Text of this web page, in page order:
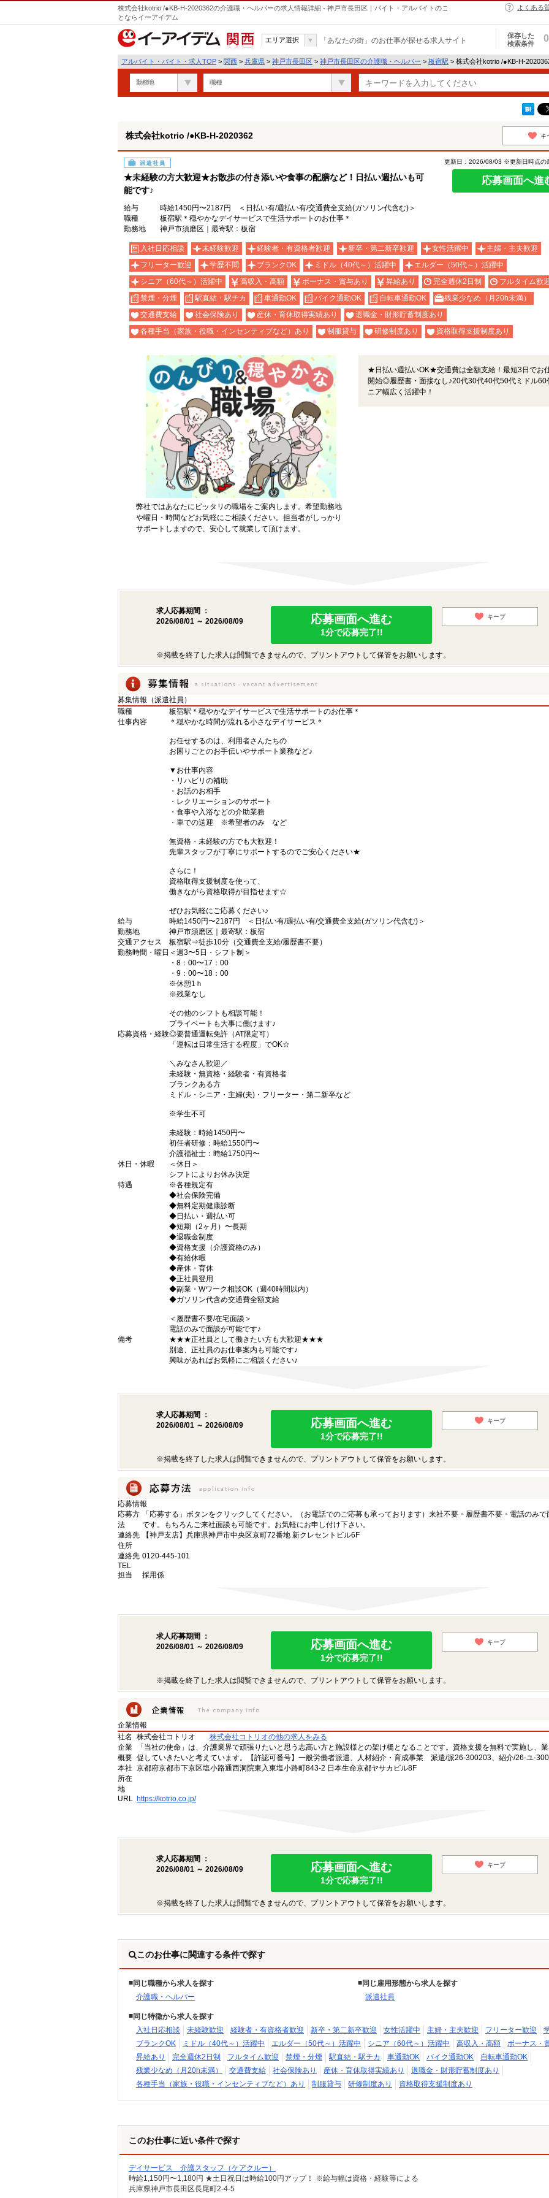
株式会社kotrio /●KB-H-2020362の介護職・ヘルパーの求人情報詳細 - 神戸市長田区｜バイト・アルバイトのこ
とならイーアイデム
よくある
関西
エリア選択 「あなたの街」のお仕事が探せる求人サイト
保存した
検索条件
0
アルバイト・バイト・求人TOP > 関西 > 兵庫県 > 神戸市長田区 > 神戸市長田区の介護職・ヘルパー > 板宿駅 > 株式会社kotrio /●KB-H-
勤務地 職種
株式会社kotrio /●KB-H-2020362 キ
派遣社員
★未経験の方大歓迎★お散歩の付き添いや食事の配膳など！日払い週払いも可
能です♪
更新日：2026/08/03 ※更新日時点の
応募画面へ進
給与
時給1450円〜2187円 ＜日払い有/週払い有/交通費全支給(ガソリン代含む)＞
職種
板宿駅＊穏やかなデイサービスで生活サポートのお仕事＊
勤務地
神戸市須磨区｜最寄駅：板宿
入社日応相談 未経験歓迎 経験者・有資格者歓迎 新卒・第二新卒歓迎 女性活躍中
主婦・主夫歓迎
フリーター歓迎
学歴不問 ブランクOK ミドル（40代～）活躍中
エルダー（50代～）活躍中
シニア（60代～）活躍中
高収入・高額 ボーナス・賞与あり 昇給あり 完全週休2日制
フルタイム歓
禁煙・分煙
駅直結・駅チカ 車通勤OK バイク通勤OK 自転車通勤OK
残業少なめ（月20h未満）
交通費支給
社会保険あり 産休・育休取得実績あり
退職金・財形貯蓄制度あり
各種手当（家族・役職・インセンティブなど）あり
制服貸与 研修制度あり 資格取得支援制度あり
弊社ではあなたにピッタリの職場をご案内します。希望勤務地
や曜日・時間などお気軽にご相談ください。担当者がしっかり
サポートしますので、安心して就業して頂けます。
★日払い週払いOK★交通費は全額支給！最短3日でお
開始◎履歴書・面接なし♪20代30代40代50代ミドル60
ニア幅広く活躍中！
求人応募期間 ：
2026/08/01 ～ 2026/08/09
応募画面へ進む
1分で応募完了!!
キープ
※掲載を終了した求人は閲覧できませんので、プリントアウトして保管をお願いします。
募集情報（派遣社員）
職種
板宿駅＊穏やかなデイサービスで生活サポートのお仕事＊
仕事内容
＊穏やかな時間が流れる小さなデイサービス＊
お任せするのは、利用者さんたちの
お困りごとのお手伝いやサポート業務など♪
▼お仕事内容
・リハビリの補助
・お話のお相手
・レクリエーションのサポート
・食事や入浴などの介助業務
・車での送迎 ※希望者のみ など
無資格・未経験の方でも大歓迎！
先輩スタッフが丁寧にサポートするのでご安心ください★
さらに！
資格取得支援制度を使って、
働きながら資格取得が目指せます☆
ぜひお気軽にご応募ください♪
給与
時給1450円〜2187円 ＜日払い有/週払い有/交通費全支給(ガソリン代含む)＞
勤務地
神戸市須磨区｜最寄駅：板宿
交通アクセス
板宿駅⇒徒歩10分（交通費全支給/履歴書不要）
勤務時間・曜日 ＜週3〜5日・シフト制＞
・8：00〜17：00
・9：00〜18：00
※休憩1ｈ
※残業なし
その他のシフトも相談可能！
プライベートも大事に働けます♪
応募資格・経験◎要普通運転免許（AT限定可）
「運転は日常生活する程度」でOK☆
＼みなさん歓迎／
未経験・無資格・経験者・有資格者
ブランクある方
ミドル・シニア・主婦(夫)・フリーター・第二新卒など
※学生不可
未経験：時給1450円〜
初任者研修：時給1550円〜
介護福祉士：時給1750円〜
休日・休暇
＜休日＞
シフトによりお休み決定
待遇
※各種規定有
◆社会保険完備
◆無料定期健康診断
◆日払い・週払い可
◆短期（2ヶ月）〜長期
◆退職金制度
◆資格支援（介護資格のみ）
◆有給休暇
◆産休・育休
◆正社員登用
◆副業・Wワーク相談OK（週40時間以内）
◆ガソリン代含め交通費全額支給
＜履歴書不要/在宅面談＞
電話のみで面談が可能です♪
備考
★★★正社員として働きたい方も大歓迎★★★
別途、正社員のお仕事案内も可能です♪
興味があればお気軽にご相談ください♪
求人応募期間 ：
2026/08/01 ～ 2026/08/09
応募画面へ進む
1分で応募完了!!
キープ
※掲載を終了した求人は閲覧できませんので、プリントアウトして保管をお願いします。
応募情報
応募方
法
「応募する」ボタンをクリックしてください。（お電話でのご応募も承っております）来社不要・履歴書不要・電話のみで
です。もちろんご来社面談も可能です。お気軽にお申し付け下さい。
連絡先
住所
【神戸支店】兵庫県神戸市中央区京町72番地 新クレセントビル6F
連絡先
TEL
0120-445-101
担当 採用係
求人応募期間 ：
2026/08/01 ～ 2026/08/09
応募画面へ進む
1分で応募完了!!
キープ
※掲載を終了した求人は閲覧できませんので、プリントアウトして保管をお願いします。
企業情報
社名
株式会社コトリオ
株式会社コトリオの他の求人をみる
企業
概要
「当社の使命」は、介護業界で頑張りたいと思う志高い方と施設様との架け橋となることです。資格支援を無料で実施し、
促していきたいと考えています。【許認可番号】一般労働者派遣、人材紹介・育成事業 派遣/派26-300203、紹介/26-ユ-
本社
所在
地
京都府京都市下京区塩小路通西洞院東入東塩小路町843-2 日本生命京都ヤサカビル8F
URL https://kotrio.co.jp/
求人応募期間 ：
2026/08/01 ～ 2026/08/09
応募画面へ進む
1分で応募完了!!
キープ
※掲載を終了した求人は閲覧できませんので、プリントアウトして保管をお願いします。
このお仕事に関連する条件で探す
同じ職種から求人を探す
介護職・ヘルパー
同じ雇用形態から求人を探す
派遣社員
同じ特徴から求人を探す
入社日応相談
未経験歓迎 経験者・有資格者歓迎 新卒・第二新卒歓迎 女性活躍中 主婦・主夫歓迎 フリーター歓迎
ブランクOK
ミドル（40代～）活躍中 エルダー（50代～）活躍中 シニア（60代～）活躍中 高収入・高額
ボーナス・
昇給あり
完全週休2日制 フルタイム歓迎 禁煙・分煙 駅直結・駅チカ 車通勤OK バイク通勤OK
自転車通勤OK
残業少なめ（月20h未満）
交通費支給 社会保険あり 産休・育休取得実績あり
退職金・財形貯蓄制度あり
各種手当（家族・役職・インセンティブなど）あり
制服貸与 研修制度あり 資格取得支援制度あり
このお仕事に近い条件で探す
デイサービス 介護スタッフ（ケアクルー）
時給1,150円〜1,180円 ★土日祝日は時給100円アップ！ ※給与幅は資格・経験等による
兵庫県神戸市長田区長尾町2-4-5